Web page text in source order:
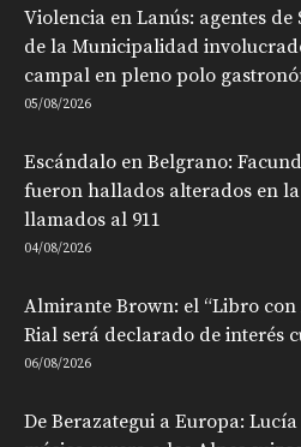
Violencia en Lanús: agentes
de la Municipalidad
campal en pleno polo
05/08/2026
Escándalo en Belgrano:
fueron hallados alterados en
llamados al 911
04/08/2026
Almirante Brown: el “Libro
Rial será declarado de interés
06/08/2026
De Berazategui a Europa: